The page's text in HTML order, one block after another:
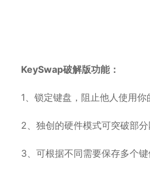
KeySwap破解版功能：
1、锁定键盘，阻止他人使用你
2、独创的硬件模式可突破部
3、可根据不同需要保存多个